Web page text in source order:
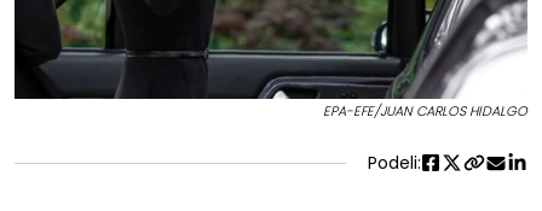
EPA-EFE/JUAN CARLOS HIDALGO
Podeli: